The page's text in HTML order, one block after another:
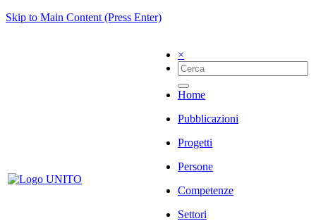
Skip to Main Content (Press Enter)
×
Home
Pubblicazioni
Progetti
Persone
Competenze
Settori